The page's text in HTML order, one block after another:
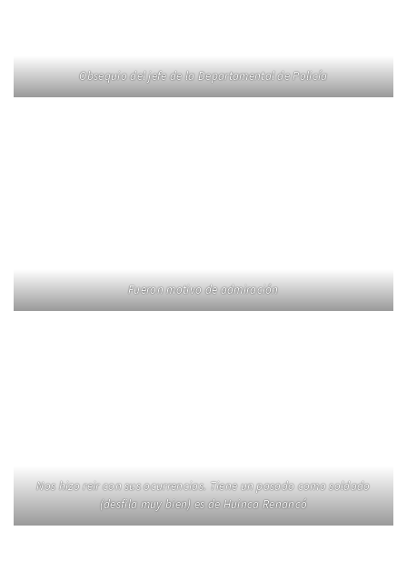
Obsequio del jefe de la Departamental de Policía
Fueron motivo de admiración
Nos hizo reir con sus ocurrencias. Tiene un pasado como soldado
(desfila muy bien) es de Huinca Renancó